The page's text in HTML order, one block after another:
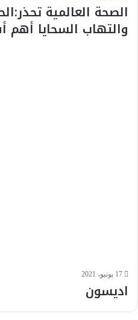
الصحة العالمية
والتهاب السحايا
17 يونيو، 2021
اديسون